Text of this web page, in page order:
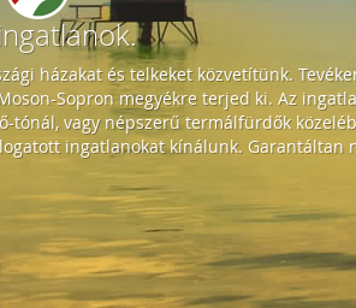
házakat és telkeket közvetítünk.
Sopron megyékre terjed ki. Az
tónál, vagy népszerű termálfürdők
ingatlanokat kínálunk. Garantáltan